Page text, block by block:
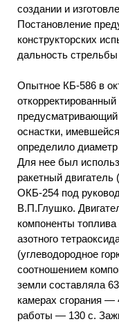
создании и
Постановление
конструкторских
дальность
Опытное КБ-586 в
откорректированный
предусматривающий
оснастки,
определило
Для нее был
ракетный
ОКБ-254 под
В.П.Глушко.
компоненты
азотного
(углеводородное
соотношением
земли составляла
камерах сгорания —
работы — 130 с.